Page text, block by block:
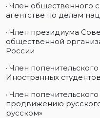
· Член общественного
агентстве по делам
· Член президиума
общественной
России
· Член
Иностранных
· Член
продвижению
русском»